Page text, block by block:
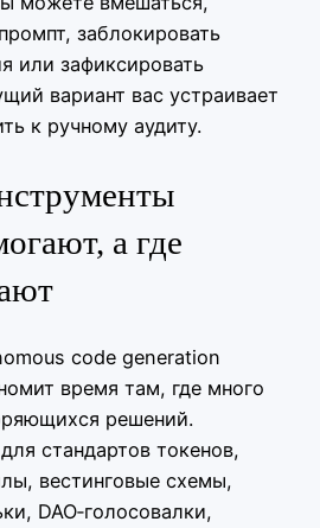
заблокировать
или зафиксировать
вариант вас устраивает
к ручному аудиту.
а где
code generation
время там, где много
решений.
стандартов токенов,
вестинговые схемы,
DAO‑голосовалки,